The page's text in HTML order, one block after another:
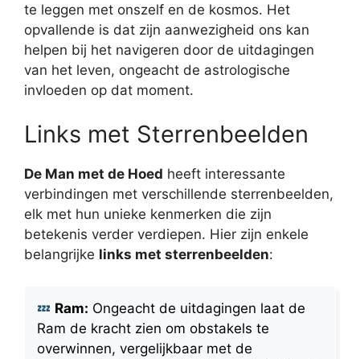
te leggen met onszelf en de kosmos. Het
opvallende is dat zijn aanwezigheid ons kan
helpen bij het navigeren door de uitdagingen
van het leven, ongeacht de astrologische
invloeden op dat moment.
Links met Sterrenbeelden
De Man met de Hoed heeft interessante
verbindingen met verschillende sterrenbeelden,
elk met hun unieke kenmerken die zijn
betekenis verder verdiepen. Hier zijn enkele
belangrijke links met sterrenbeelden:
Ram: Ongeacht de uitdagingen laat de
Ram de kracht zien om obstakels te
overwinnen, vergelijkbaar met de